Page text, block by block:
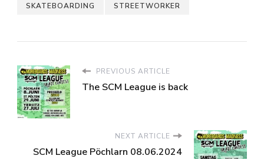
SKATEBOARDING STREETWORKER
PREVIOUS ARTICLE
The SCM League is back
NEXT ARTICLE
SCM League Pöchlarn 08.06.2024